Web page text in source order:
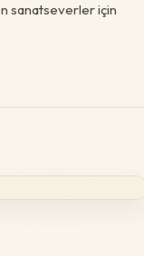
sanatseverler için